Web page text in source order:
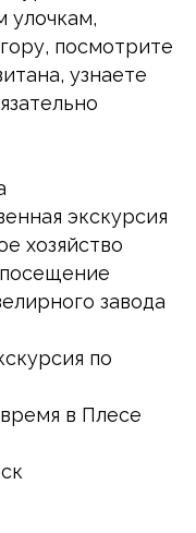
улочкам,
посмотрите
узнаете
экскурсия
хозяйство
посещение
завода
по
в Плесе